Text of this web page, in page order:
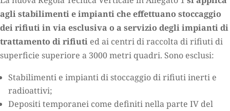
agli stabilimenti e impianti che effettuano stoccaggio
dei rifiuti in via esclusiva o a servizio degli impianti di
trattamento di rifiuti ed ai centri di raccolta di rifiuti di
superficie superiore a 3000 metri quadri. Sono esclusi:
Stabilimenti e impianti di stoccaggio di rifiuti inerti e
radioattivi;
Depositi temporanei come definiti nella parte IV del